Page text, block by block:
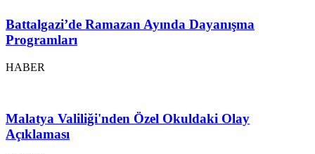
Battalgazi’de Ramazan Ayında Dayanışma
Programları
HABER
Malatya Valiliği'nden Özel Okuldaki Olay
Açıklaması